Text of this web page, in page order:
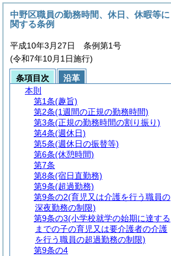
中野区職員の勤務時間、休日、休暇等に
関する条例
平成10年3月27日 条例第1号
(令和7年10月1日施行)
条項目次
沿革
本則
第1条(趣旨)
第2条(1週間の正規の勤務時間)
第3条(正規の勤務時間の割り振り)
第4条(週休日)
第5条(週休日の振替等)
第6条(休憩時間)
第7条
第8条(宿日直勤務)
第9条(超過勤務)
第9条の2(育児又は介護を行う職員の
深夜勤務の制限)
第9条の3(小学校就学の始期に達する
までの子の育児又は要介護者の介護
を行う職員の超過勤務の制限)
第9条の4